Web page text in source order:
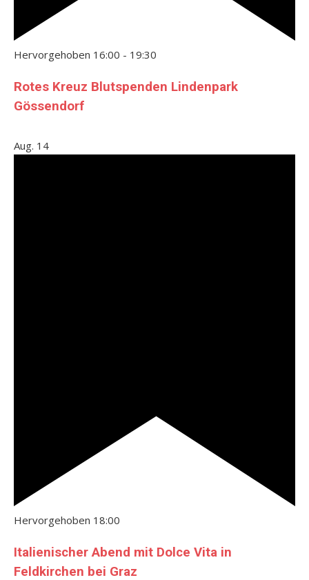
Hervorgehoben 16:00 - 19:30
Rotes Kreuz Blutspenden Lindenpark
Gössendorf
Aug. 14
Hervorgehoben 18:00
Italienischer Abend mit Dolce Vita in
Feldkirchen bei Graz